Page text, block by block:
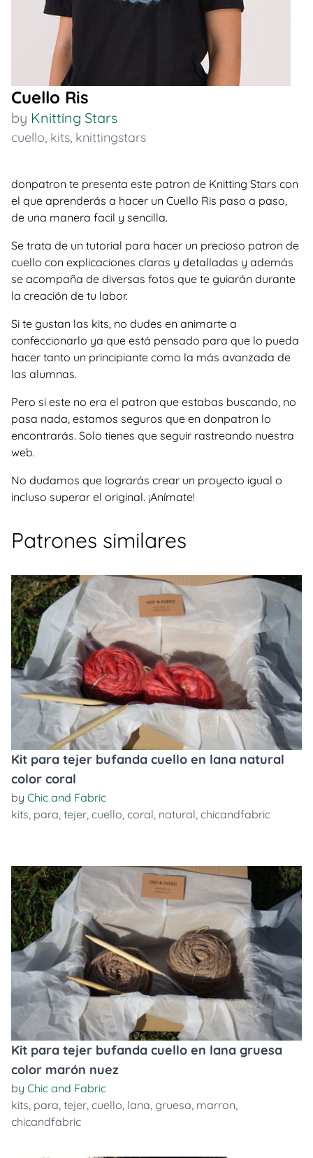
Cuello Ris
by Knitting Stars
cuello, kits, knittingstars
donpatron te presenta este patron de Knitting Stars con
el que aprenderás a hacer un Cuello Ris paso a paso,
de una manera facil y sencilla.
Se trata de un tutorial para hacer un precioso patron de
cuello con explicaciones claras y detalladas y además
se acompaña de diversas fotos que te guiarán durante
la creación de tu labor.
Si te gustan las kits, no dudes en animarte a
confeccionarlo ya que está pensado para que lo pueda
hacer tanto un principiante como la más avanzada de
las alumnas.
Pero si este no era el patron que estabas buscando, no
pasa nada, estamos seguros que en donpatron lo
encontrarás. Solo tienes que seguir rastreando nuestra
web.
No dudamos que lograrás crear un proyecto igual o
incluso superar el original. ¡Anímate!
Patrones similares
Kit para tejer bufanda cuello en lana natural
color coral
by Chic and Fabric
kits, para, tejer, cuello, coral, natural, chicandfabric
Kit para tejer bufanda cuello en lana gruesa
color marón nuez
by Chic and Fabric
kits, para, tejer, cuello, lana, gruesa, marron,
chicandfabric